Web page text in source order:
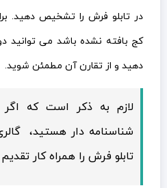
در تابلو فرش را تشخیص دهید.
کج بافته نشده باشد می توانید
دهید و از تقارن آن مطمئن شوید.
لازم به ذکر است که اگر
شناسنامه دار هستید،
تابلو فرش را همراه کار